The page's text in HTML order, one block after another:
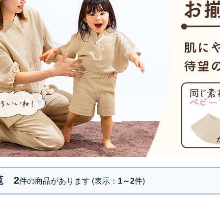
2件の商品があります (表示： 1～2件)